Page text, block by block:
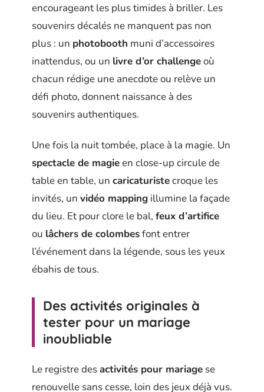
encourageant les plus timides à briller. Les
souvenirs décalés ne manquent pas non
plus : un photobooth muni d’accessoires
inattendus, ou un livre d’or challengeoù
chacun rédige une anecdote ou relève un
défi photo, donnent naissance à des
souvenirs authentiques.
Une fois la nuit tombée, place à la magie. Un
spectacle de magieen close-up circule de
table en table, un caricaturistecroque les
invités, un vidéo mapping illumine la façade
du lieu. Et pour clore le bal, feux d’artifice
ou lâchers de colombesfont entrer
l’événement dans la légende, sous les yeux
ébahis de tous.
Des activités originales à
tester pour un mariage
inoubliable
Le registre desactivités pour mariage se
renouvelle sans cesse, loin des jeux déjà vus.